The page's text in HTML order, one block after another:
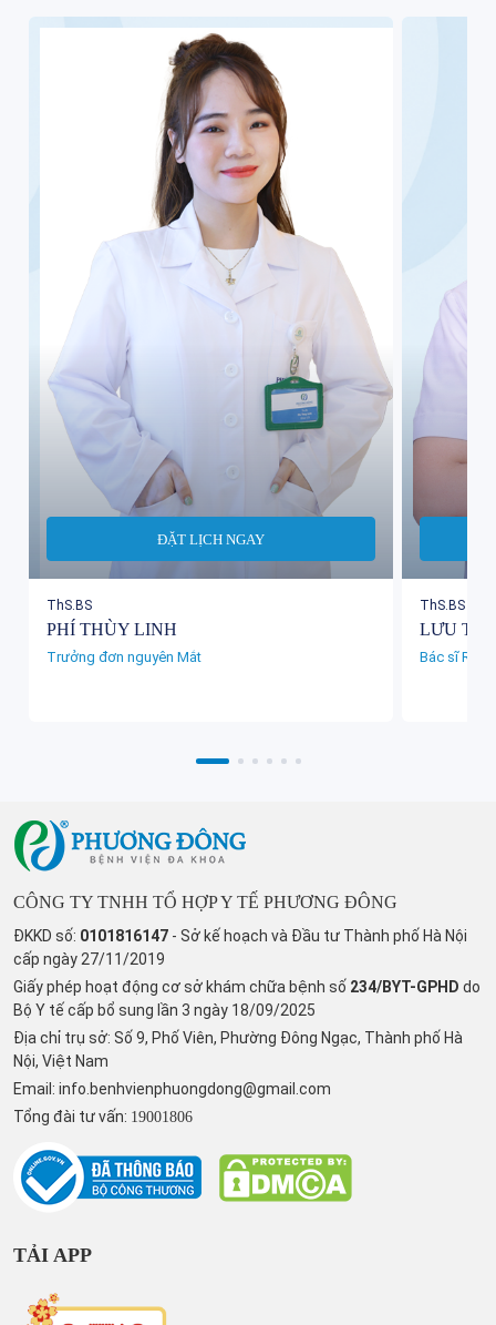
ĐẶT LỊCH NGAY
ThS.BS
PHÍ THÙY LINH
Trưởng đơn nguyên Mắt
ThS.BS
LƯU
Bác sĩ
CÔNG TY TNHH TỔ HỢP Y TẾ PHƯƠNG ĐÔNG
ĐKKD số: 0101816147 - Sở kế hoạch và Đầu tư Thành phố Hà Nội
cấp ngày 27/11/2019
Giấy phép hoạt động cơ sở khám chữa bệnh số 234/BYT-GPHD do
Bộ Y tế cấp bổ sung lần 3 ngày 18/09/2025
Địa chỉ trụ sở: Số 9, Phố Viên, Phường Đông Ngạc, Thành phố Hà
Nội, Việt Nam
Email: info.benhvienphuongdong@gmail.com
Tổng đài tư vấn: 19001806
TẢI APP